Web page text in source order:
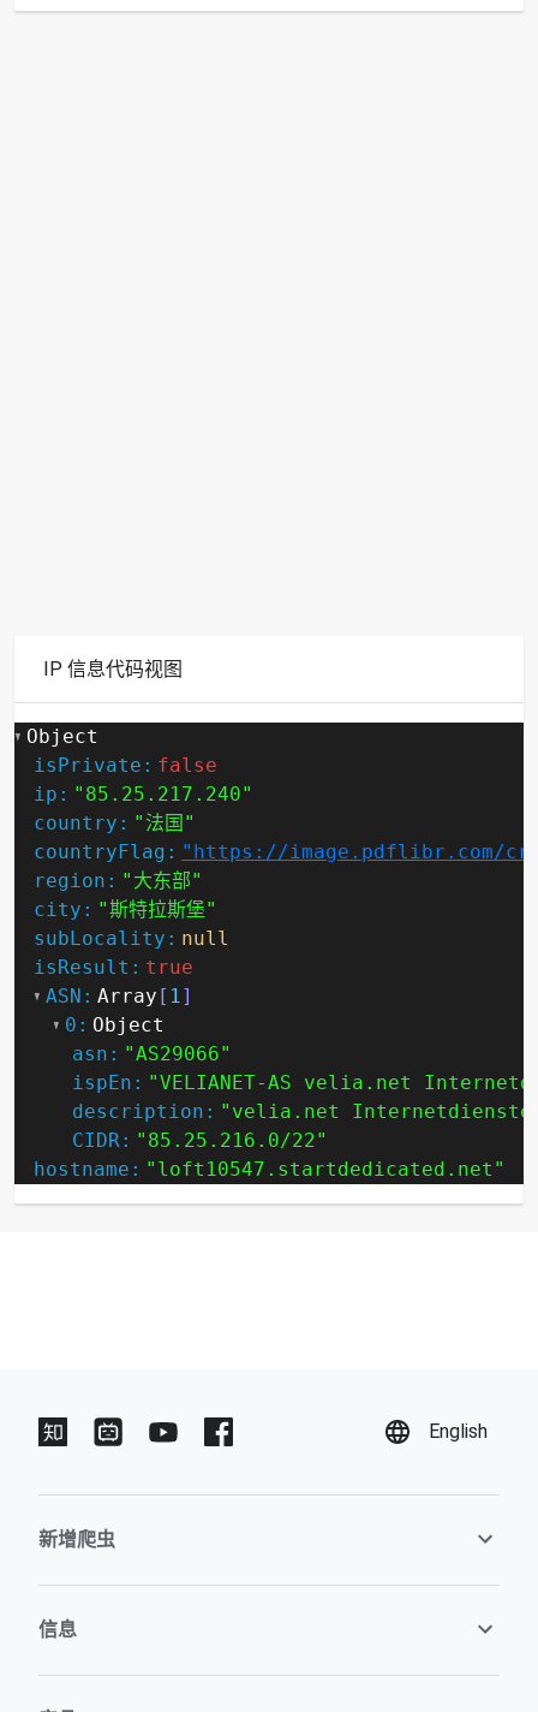
IP 信息代码视图
Object
isPrivate: false
ip: "85.25.217.240"
country: "法国"
countryFlag: "https://image.pdflibr.com/
region: "大东部"
city: "斯特拉斯堡"
subLocality: null
isResult: true
ASN: Array [ 1]
0: Object
asn: "AS29066"
ispEn: "VELIANET-AS velia.net
description: "velia.net Internetdienste
CIDR: "85.25.216.0/22"
hostname: "loft10547.startdedicated.net"
English
新增爬虫
信息